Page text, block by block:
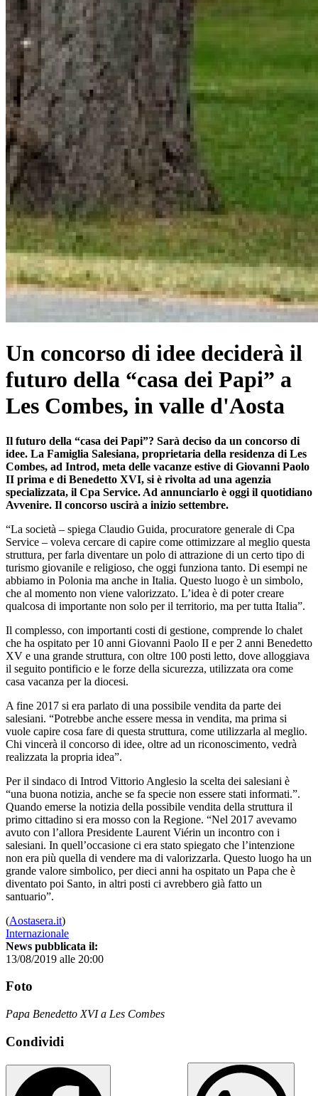
Un concorso di idee deciderà il
futuro della “casa dei Papi” a
Les Combes, in valle d'Aosta
Il futuro della “casa dei Papi”? Sarà deciso da un concorso di
idee. La Famiglia Salesiana, proprietaria della residenza di Les
Combes, ad Introd, meta delle vacanze estive di Giovanni Paolo
II prima e di Benedetto XVI, si è rivolta ad una agenzia
specializzata, il Cpa Service. Ad annunciarlo è oggi il quotidiano
Avvenire. Il concorso uscirà a inizio settembre.
“La società – spiega Claudio Guida, procuratore generale di Cpa
Service – voleva cercare di capire come ottimizzare al meglio questa
struttura, per farla diventare un polo di attrazione di un certo tipo di
turismo giovanile e religioso, che oggi funziona tanto. Di esempi ne
abbiamo in Polonia ma anche in Italia. Questo luogo è un simbolo,
che al momento non viene valorizzato. L’idea è di poter creare
qualcosa di importante non solo per il territorio, ma per tutta Italia”.
Il complesso, con importanti costi di gestione, comprende lo chalet
che ha ospitato per 10 anni Giovanni Paolo II e per 2 anni Benedetto
XV e una grande struttura, con oltre 100 posti letto, dove alloggiava
il seguito pontificio e le forze della sicurezza, utilizzata ora come
casa vacanza per la diocesi.
A fine 2017 si era parlato di una possibile vendita da parte dei
salesiani. “Potrebbe anche essere messa in vendita, ma prima si
vuole capire cosa fare di questa struttura, come utilizzarla al meglio.
Chi vincerà il concorso di idee, oltre ad un riconoscimento, vedrà
realizzata la propria idea”.
Per il sindaco di Introd Vittorio Anglesio la scelta dei salesiani è
“una buona notizia, anche se fa specie non essere stati informati.”.
Quando emerse la notizia della possibile vendita della struttura il
primo cittadino si era mosso con la Regione. “Nel 2017 avevamo
avuto con l’allora Presidente Laurent Viérin un incontro con i
salesiani. In quell’occasione ci era stato spiegato che l’intenzione
non era più quella di vendere ma di valorizzarla. Questo luogo ha un
grande valore simbolico, per dieci anni ha ospitato un Papa che è
diventato poi Santo, in altri posti ci avrebbero già fatto un
santuario”.
(Aostasera.it)
Internazionale
News pubblicata il:
13/08/2019 alle 20:00
Foto
Papa Benedetto XVI a Les Combes
Condividi